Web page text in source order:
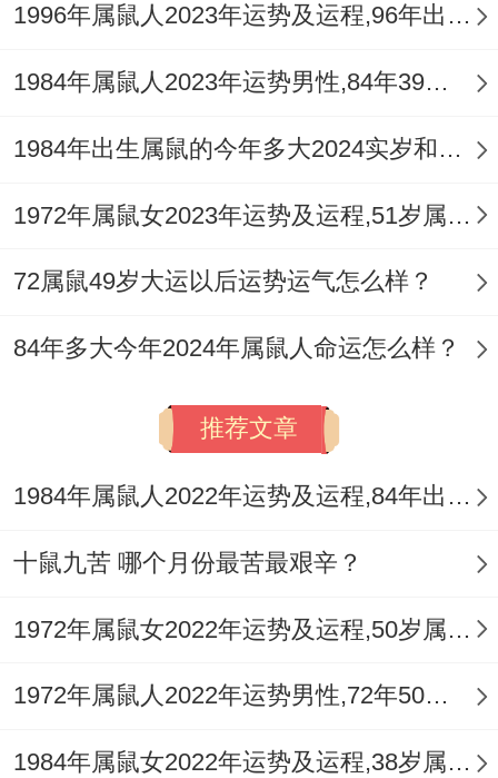
1996年属鼠人2023年运势及运程,96年出生的27岁生肖鼠2023年每月运势详解
1984年属鼠人2023年运势男性,84年39岁属鼠男2023年每月运程怎么样
1984年出生属鼠的今年多大2024实岁和虚岁
1972年属鼠女2023年运势及运程,51岁属鼠人2023全年每月运势女性如何
72属鼠49岁大运以后运势运气怎么样？
84年多大今年2024年属鼠人命运怎么样？
推荐文章
1984年属鼠人2022年运势及运程,84年出生的38岁属鼠2022年每月运程详解
十鼠九苦 哪个月份最苦最艰辛？
1972年属鼠女2022年运势及运程,50岁属鼠人2022全年每月运势女性如何
1972年属鼠人2022年运势男性,72年50岁属鼠男2022年每月运程怎么样
1984年属鼠女2022年运势及运程,38岁属鼠人2022全年每月运势女性如何